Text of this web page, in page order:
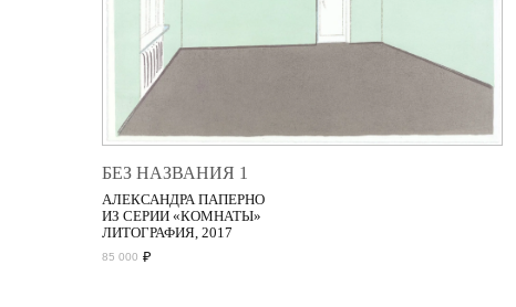
БЕЗ НАЗВАНИЯ 1
АЛЕКСАНДРА ПАПЕРНО
ИЗ СЕРИИ «КОМНАТЫ»
ЛИТОГРАФИЯ, 2017
85 000 ₽